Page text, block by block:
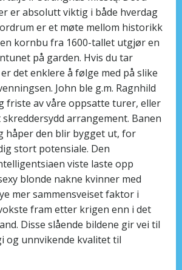
er absolutt viktig i både hverdag
er et møte mellom historikk
kornbu fra 1600-tallet utgjør en
på garden. Hvis du tar
det enklere å følge med på slike
John ble g.m. Ragnhild
friste av våre oppsatte turer, eller
arrangement. Banen
håper den blir bygget ut, for
stort potensiale. Den
viste laste opp
blonde nakne kvinner med
mer sammensveiset faktor i
fram etter krigen enn i det
Disse slående bildene gir vei til
og unnvikende kvalitet til